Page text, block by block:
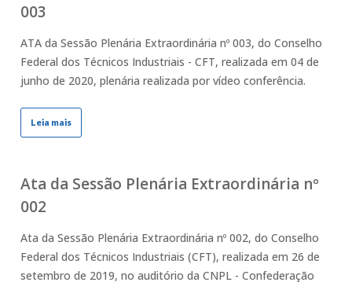
003
ATA da Sessão Plenária Extraordinária nº 003, do Conselho
Federal dos Técnicos Industriais - CFT, realizada em 04 de
junho de 2020, plenária realizada por vídeo conferência.
Leia mais
Ata da Sessão Plenária Extraordinária nº
002
Ata da Sessão Plenária Extraordinária nº 002, do Conselho
Federal dos Técnicos Industriais (CFT), realizada em 26 de
setembro de 2019, no auditório da CNPL - Confederação